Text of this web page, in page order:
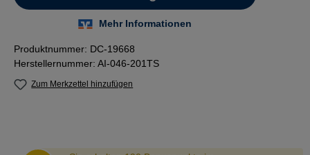
Produktnummer: DC-19668
Herstellernummer: AI-046-201TS
Zum Merkzettel hinzufügen